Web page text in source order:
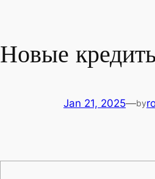
Новые
Jan 21, 2025—by